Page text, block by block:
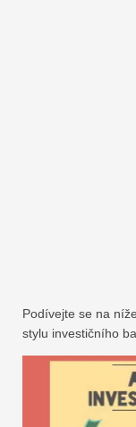
Podívejte se na
stylu investičního